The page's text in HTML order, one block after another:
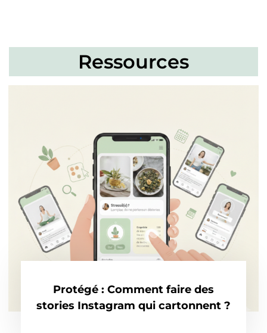
Ressources
Protégé : Comment faire des
stories Instagram qui cartonnent ?